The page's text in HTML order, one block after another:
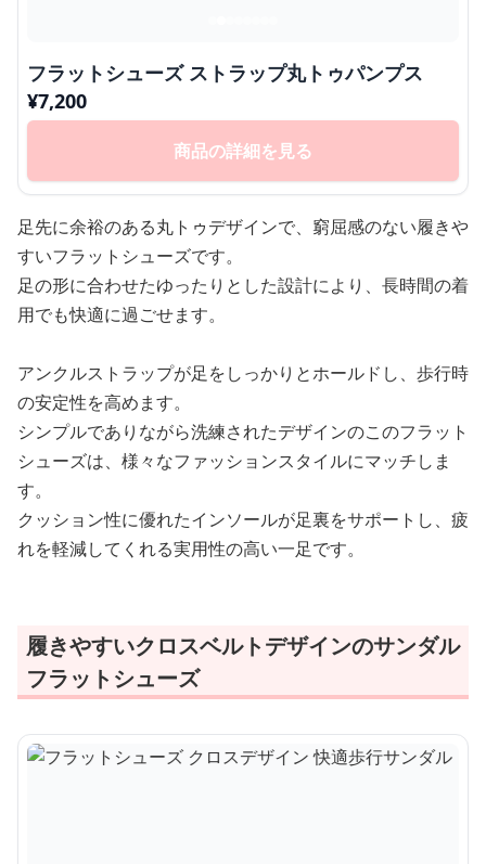
フラットシューズ ストラップ丸トゥパンプス
¥7,200
商品の詳細を見る
足先に余裕のある丸トゥデザインで、窮屈感のない履きや
すいフラットシューズです。
足の形に合わせたゆったりとした設計により、長時間の着
用でも快適に過ごせます。
アンクルストラップが足をしっかりとホールドし、歩行時
の安定性を高めます。
シンプルでありながら洗練されたデザインのこのフラット
シューズは、様々なファッションスタイルにマッチしま
す。
クッション性に優れたインソールが足裏をサポートし、疲
れを軽減してくれる実用性の高い一足です。
履きやすいクロスベルトデザインのサンダル
フラットシューズ